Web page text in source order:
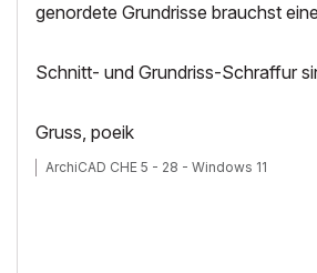
genordete Grundrisse brauchst
Schnitt- und Grundriss-Schraffur
Gruss, poeik
ArchiCAD CHE 5 - 28 - Windows 11